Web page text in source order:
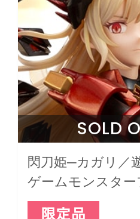
SOLD
閃刀姫─カガリ／
ゲームモンスター
コレクション